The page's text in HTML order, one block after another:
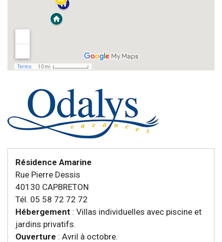
Résidence Amarine
Rue Pierre Dessis
40130 CAPBRETON
Tél. 05 58 72 72 72
Hébergement : Villas individuelles avec piscine et
jardins privatifs.
Ouverture : Avril à octobre.